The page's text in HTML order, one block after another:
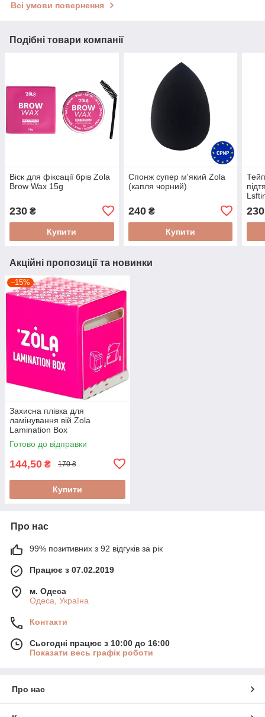
Всі умови повернення
Подібні товари компанії
Віск для фіксації брів Zola
Brow Wax 15g
230 ₴
Купити
Спонж супер м'який Zola
(капля чорний)
240₴
Купити
230
Акційні пропозиції та новинки
–15%
Захисна плівка для
ламінування вій Zola
Lamination Box
Готово до відправки
144,50 ₴ 170 ₴
Купити
Про нас
99% позитивних з 92 відгуків за рік
Працює з 07.02.2019
м. Одеса
Одеса, Україна
Контакти
Сьогодні працює з 10:00 до 16:00
Показати весь графік роботи
Про нас